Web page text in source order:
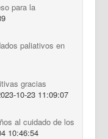
para la
paliativos en
gracias
10-23 11:09:07
al cuidado de los
10:46:54